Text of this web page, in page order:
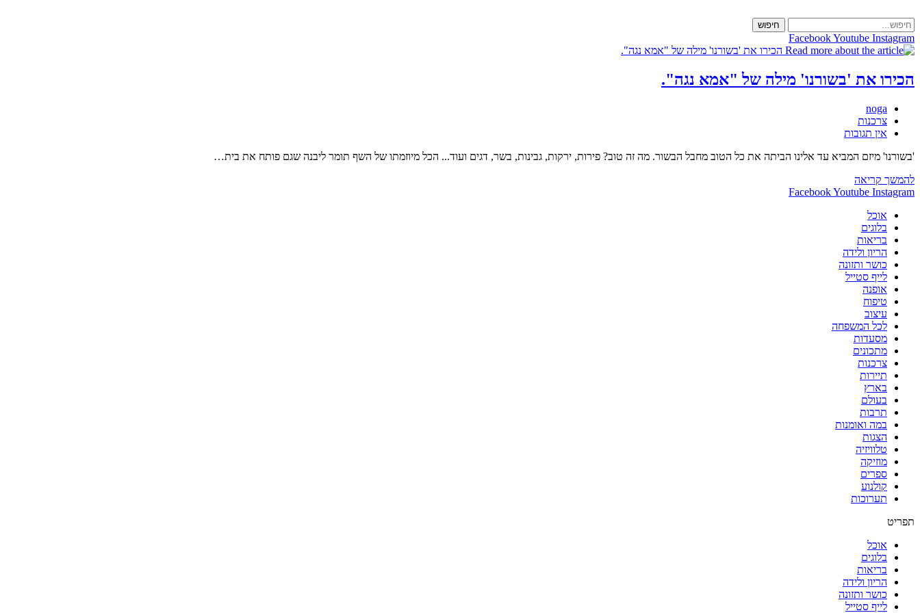
to
content
חיפוש
FacebookYoutube Instagram
הכירו את 'בשורנו' מילה של "אמא נגה".
מחבר:
noga
קטגוריה:
צרכנות
תגובות:
אין תגובות
'בשורנו' מיזם המביא עד אלינו הביתה את כל הטוב מחבל הבשור. מה זה טוב? פירות, ירקות, גבינות, בשר, דגים ועוד... הכל מיוזמתו של השף תומר ליבנה שגם פותח את בית…
להמשך קריאההכירו
את
נגה".
FacebookYoutube Instagram
אוכל
בלוגים
בריאות
הריון ולידה
כושר ותזונה
לייף סטייל
אופנה
טיפוח
עיצוב
לכל המשפחה
מסעדות
מתכונים
צרכנות
תיירות
בארץ
בעולם
תרבות
במה ואומנות
הצגות
טלוויזיה
מוזיקה
ספרים
קולנוע
תערוכות
תפריט
אוכל
בלוגים
בריאות
הריון ולידה
כושר ותזונה
לייף סטייל